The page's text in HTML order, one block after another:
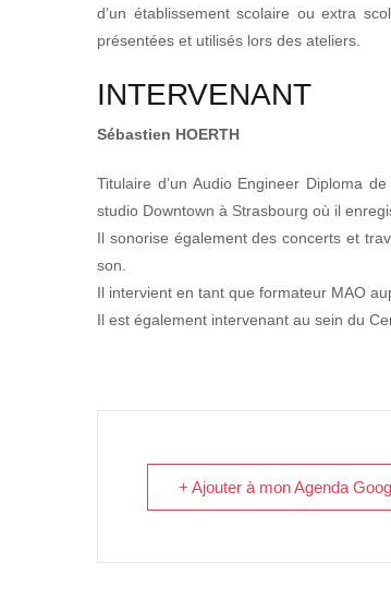
d’un établissement scolaire ou extra
présentées et utilisés lors des ateliers.
INTERVENANT
Sébastien HOERTH
Titulaire d’un Audio Engineer Diploma
studio Downtown à Strasbourg où il
Il sonorise également des concerts et
son.
Il intervient en tant que formateur MAO
Il est également intervenant au sein du
+ Ajouter à mon Agenda